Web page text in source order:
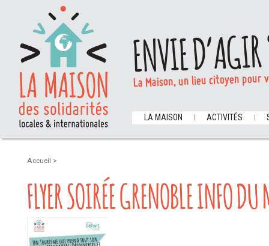
ENVIE
La Maison, un lieu citoyen
LA MAISON ACTIVITÉS
Accueil >
FLYER SOIRÉE GRENOBLE INFO